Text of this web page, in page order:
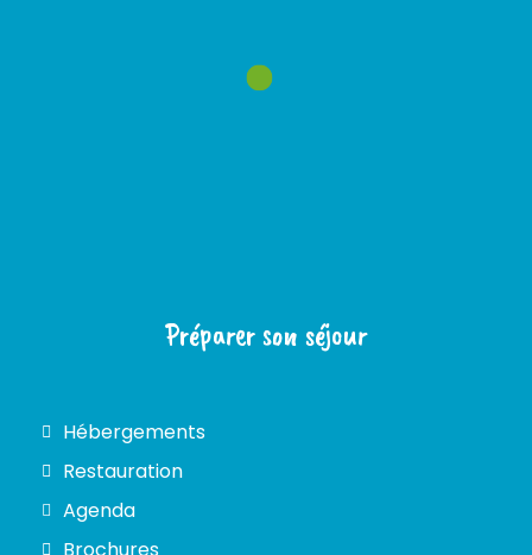
Préparer son séjour
Hébergements
Restauration
Agenda